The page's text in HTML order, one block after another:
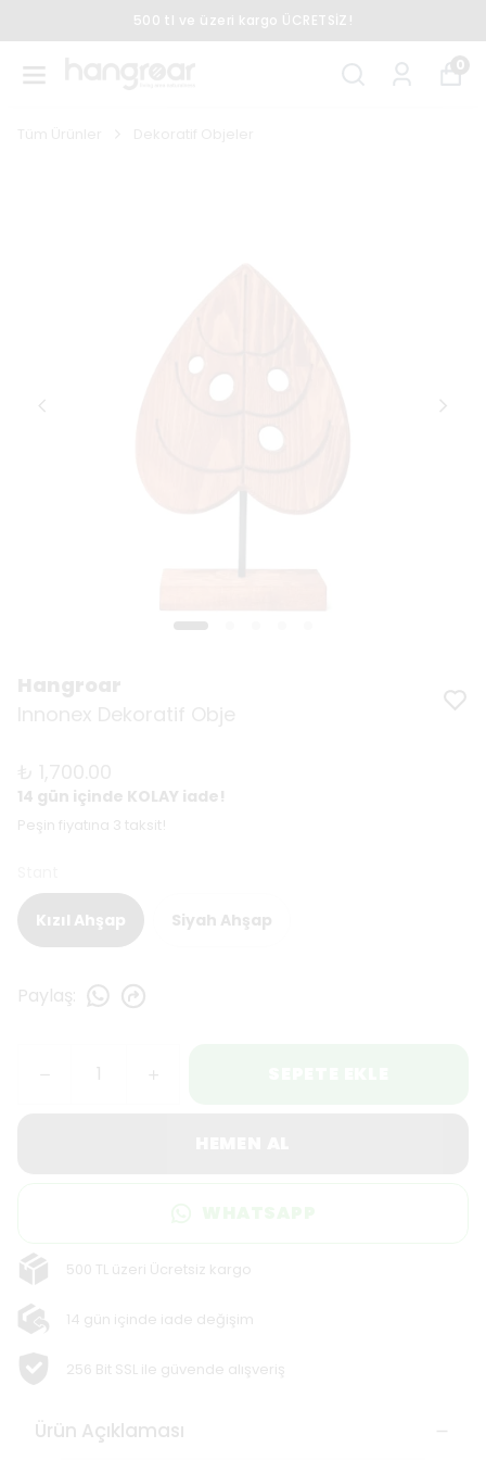
500 tl ve üzeri kargo ÜCRETSİZ!
0
14 gün içinde KOLAY iade!
Peşin fiyatına 3 taksit!
Kızıl Ahşap Siyah Ahşap
Paylaş
500 TL üzeri Ücretsiz kargo
14 gün içinde iade değişim
256 Bit SSL ile güvende alışveriş
Ürün Açıklaması